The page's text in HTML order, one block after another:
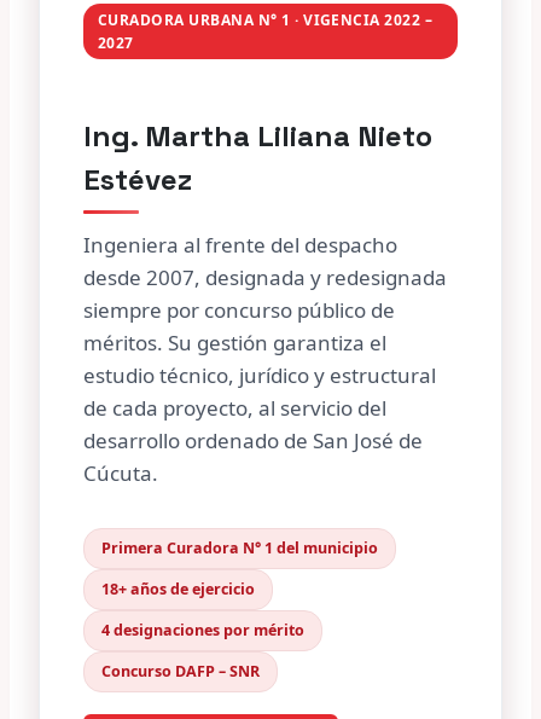
CURADORA URBANA N° 1 · VIGENCIA 2022 –
2027
Ing. Martha Liliana Nieto
Estévez
Ingeniera al frente del despacho
desde 2007, designada y redesignada
siempre por concurso público de
méritos. Su gestión garantiza el
estudio técnico, jurídico y estructural
de cada proyecto, al servicio del
desarrollo ordenado de San José de
Cúcuta.
Primera Curadora N° 1 del municipio
18+ años de ejercicio
4 designaciones por mérito
Concurso DAFP – SNR